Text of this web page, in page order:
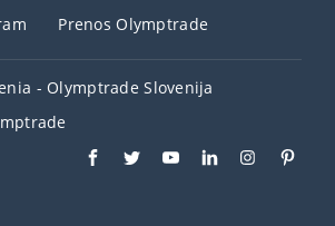
Prenos Olymptrade
- Olymptrade Slovenija